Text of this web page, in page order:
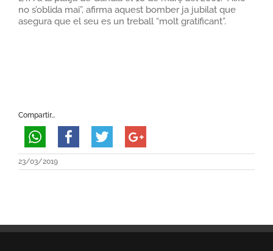
no s’oblida mai”, afirma aquest bomber ja jubilat que
asegura que el seu es un treball “molt gratificant”.
Compartir...
23/03/2019